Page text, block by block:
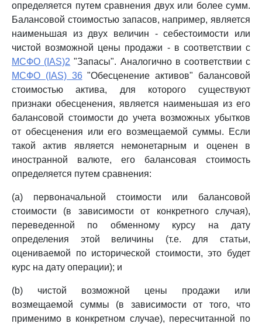
определяется путем сравнения двух или более сумм.
Балансовой стоимостью запасов, например, является
наименьшая из двух величин - себестоимости или
чистой возможной цены продажи - в соответствии с
МСФО (IAS)2 "Запасы". Аналогично в соответствии с
МСФО (IAS) 36"Обесценение активов" балансовой
стоимостью актива, для которого существуют
признаки обесценения, является наименьшая из его
балансовой стоимости до учета возможных убытков
от обесценения или его возмещаемой суммы. Если
такой актив является немонетарным и оценен в
иностранной валюте, его балансовая стоимость
определяется путем сравнения:
(a) первоначальной стоимости или балансовой
стоимости (в зависимости от конкретного случая),
переведенной по обменному курсу на дату
определения этой величины (т.е. для статьи,
оцениваемой по исторической стоимости, это будет
курс на дату операции); и
(b) чистой возможной цены продажи или
возмещаемой суммы (в зависимости от того, что
применимо в конкретном случае), пересчитанной по